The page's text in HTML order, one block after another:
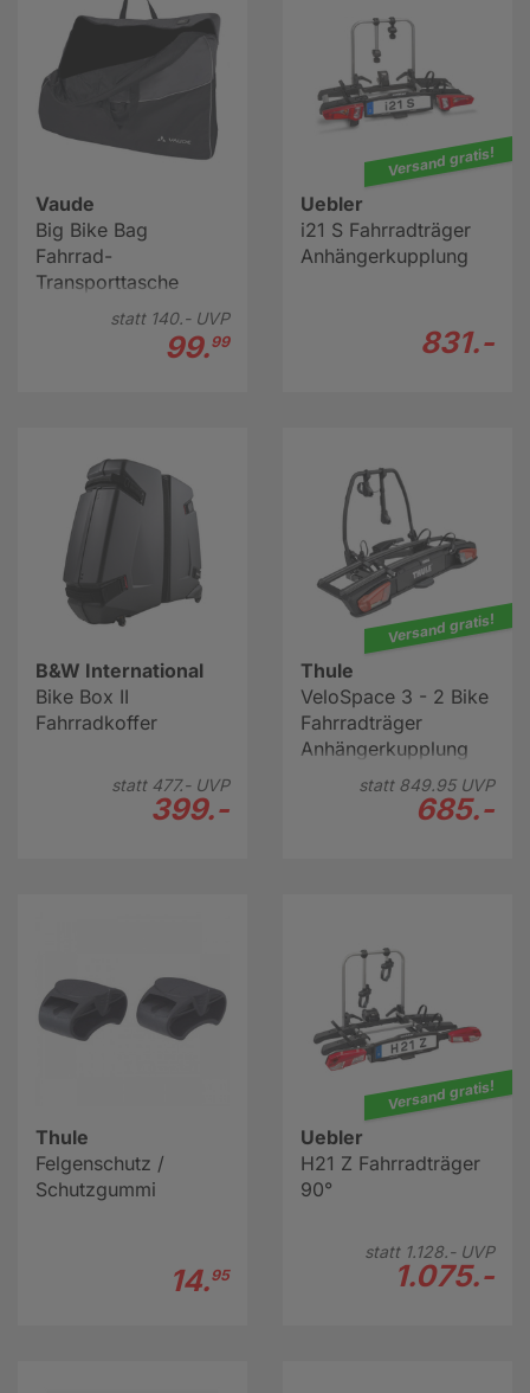
Vaude
Big Bike Bag
Fahrrad-
Transporttasche
statt 140.-UVP
99.99
Versand gratis!
Uebler
i21 S Fahrradträger
Anhängerkupplung
831.-
B&W International
Bike Box II
Fahrradkoffer
statt 477.-UVP
399.-
Versand gratis!
Thule
VeloSpace 3 - 2 Bike
Fahrradträger
Anhängerkupplung
statt 849.95UVP
685.-
Thule
Felgenschutz /
Schutzgummi
14.95
Versand gratis!
Uebler
H21 Z Fahrradträger
90°
statt 1.128.-UVP
1.075.-